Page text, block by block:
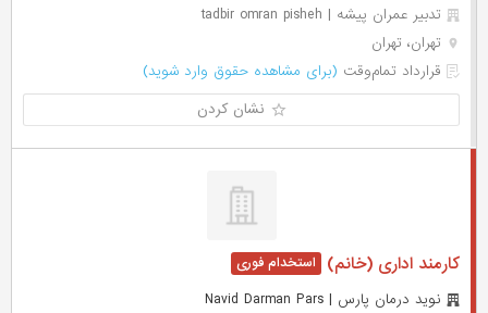
تدبیر عمران پیشه | tadbir omran pisheh
تهران، تهران
قرارداد تمام‌وقت (برای مشاهده حقوق وارد شوید)
نشان کردن
کارمند اداری (خانم)
نوید درمان پارس | Navid Darman Pars